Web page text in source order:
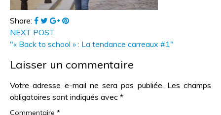
Share:
NEXT POST
"« Back to school » : La tendance carreaux #1"
Laisser un commentaire
Votre adresse e-mail ne sera pas publiée. Les champs
obligatoires sont indiqués avec *
Commentaire *